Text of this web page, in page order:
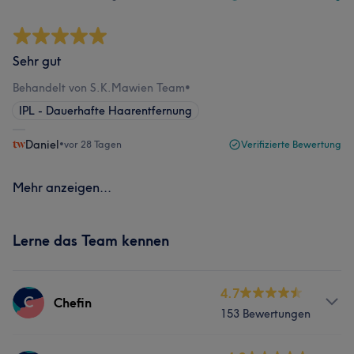
Sehr gut
Behandelt von S.K.Mawien Team•
IPL - Dauerhafte Haarentfernung
Daniel•vor 28 Tagen Verifizierte Bewertung
Mehr anzeigen...
Lerne das Team kennen
C Chefin
4.7
153 Bewertungen